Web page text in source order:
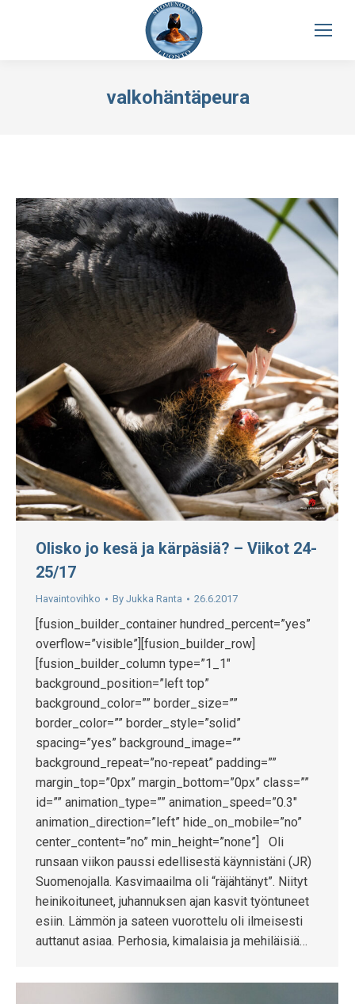
valkohäntäpeura
Olisko jo kesä ja kärpäsiä? – Viikot 24-
25/17
Havaintovihko By Jukka Ranta 26.6.2017
[fusion_builder_container hundred_percent=”yes”
overflow=”visible”][fusion_builder_row]
[fusion_builder_column type=”1_1″
background_position=”left top”
background_color=”” border_size=””
border_color=”” border_style=”solid”
spacing=”yes” background_image=””
background_repeat=”no-repeat” padding=””
margin_top=”0px” margin_bottom=”0px” class=””
id=”” animation_type=”” animation_speed=”0.3″
animation_direction=”left” hide_on_mobile=”no”
center_content=”no” min_height=”none”] Oli
runsaan viikon paussi edellisestä käynnistäni (JR)
Suomenojalla. Kasvimaailma oli “räjähtänyt”. Niityt
heinikoituneet, juhannuksen ajan kasvit työntuneet
esiin. Lämmön ja sateen vuorottelu oli ilmeisesti
auttanut asiaa. Perhosia, kimalaisia ja mehiläisiä…